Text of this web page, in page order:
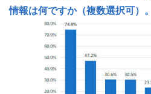
情報は何ですか（複数選択可）。